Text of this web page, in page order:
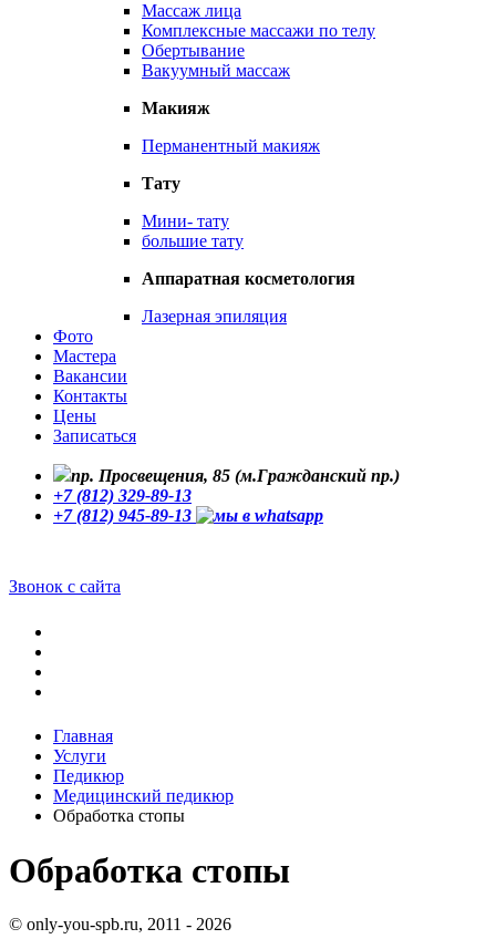
Массаж лица
Комплексные массажи по телу
Обертывание
Вакуумный массаж
Макияж
Перманентный макияж
Тату
Мини- тату
большие тату
Аппаратная косметология
Лазерная эпиляция
Фото
Мастера
Вакансии
Контакты
Цены
Записаться
пр. Просвещения, 85 (м.Гражданский пр.)
+7 (812) 329-89-13
+7 (812) 945-89-13
Звонок с сайта
Главная
Услуги
Педикюр
Медицинский педикюр
Обработка стопы
Обработка стопы
© only-you-spb.ru, 2011 - 2026